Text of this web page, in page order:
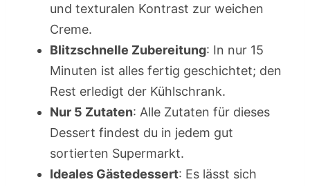
und texturalen Kontrast zur weichen
Creme.
Blitzschnelle Zubereitung: In nur 15
Minuten ist alles fertig geschichtet; den
Rest erledigt der Kühlschrank.
Nur 5 Zutaten: Alle Zutaten für dieses
Dessert findest du in jedem gut
sortierten Supermarkt.
Ideales Gästedessert: Es lässt sich